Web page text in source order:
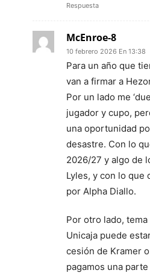
Respuesta
McEnroe-8
10 febrero 2026 En 13:38
Para un año que
van a firmar a
Por un lado me
jugador y cupo,
una oportunidad
desastre. Con lo
2026/27 y algo de
Lyles, y con lo que
por Alpha Diallo.
Por otro lado,
Unicaja puede
cesión de Kramer
pagamos una